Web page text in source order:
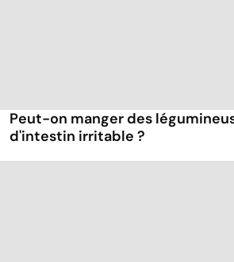
Peut-on manger des
d'intestin irritable ?